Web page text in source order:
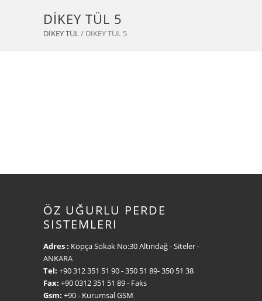
DİKEY TÜL 5
DİKEY TÜL/ DİKEY TÜL 5
ÖZ UĞURLU PERDE
SISTEMLERI
Adres : Kopça Sokak No:30 Altındağ - Siteler -
ANKARA
Tel: +90 312 351 51 90- 350 51 89- 350 51 38
Fax: +90 0312 351 51 89- Faks
Gsm: +90- Kurumsal GSM